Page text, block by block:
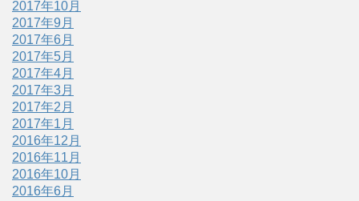
2017年10月
2017年9月
2017年6月
2017年5月
2017年4月
2017年3月
2017年2月
2017年1月
2016年12月
2016年11月
2016年10月
2016年6月